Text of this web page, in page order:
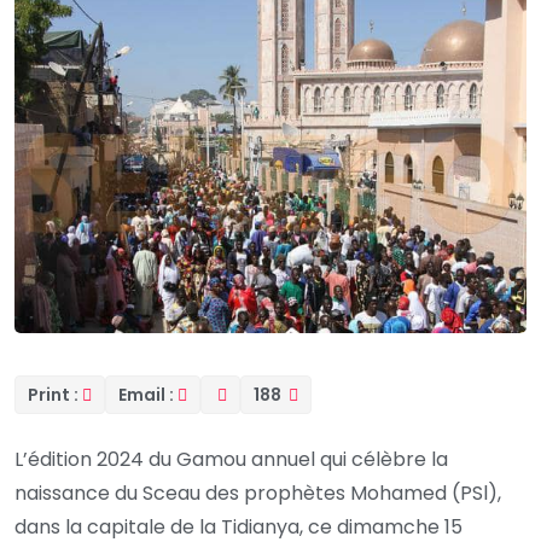
Print : Email : 188
L’édition 2024 du Gamou annuel qui célèbre la
naissance du Sceau des prophètes Mohamed (PSl),
dans la capitale de la Tidianya, ce dimamche 15